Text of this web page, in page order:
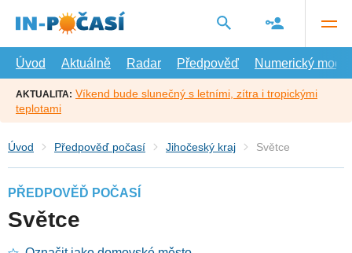
hlavní
Úvod
Aktuálně Radar Předpověď Numerický model
AKTUALITA: Víkend bude slunečný s letními, zítra i tropickými
teplotami
Úvod Předpověď počasí Jihočeský kraj Světce
PŘEDPOVĚĎ POČASÍ
Světce